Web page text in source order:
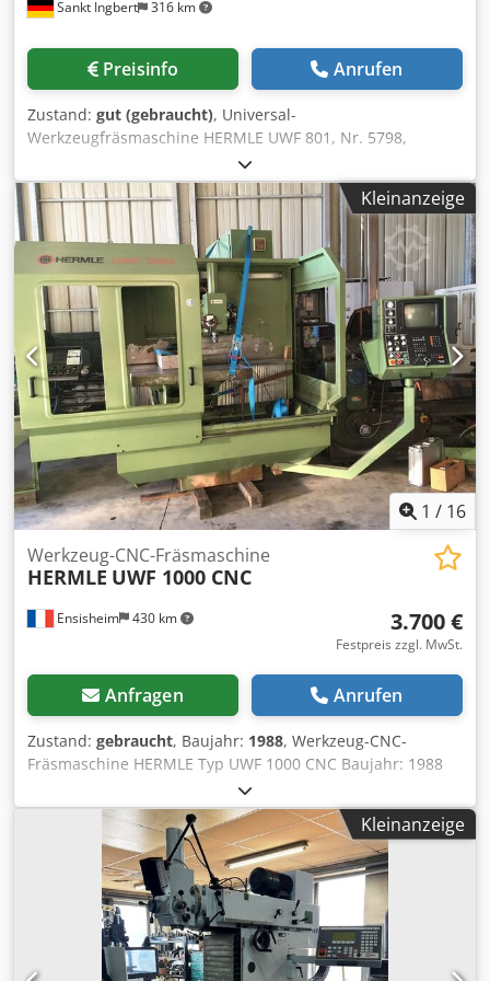
Vertikalkopf einfach wegzuschwenken für den Einsatz der
Spindel, 5 verschiedene Fräserdorne, • separat stehender
Schaltschrank, separat stehende Kühlmitteleinrichtung, •
für den Werkzeugbau und für die Herstellung von
Elektroden Zustand : gut – vorführbereit, Rechner der HDH
Steuerung wurde ersetzt Lieferung : ab Lager - wie
besichtigt Zahlung : rein netto - nach Rechnungserhalt
Weitere konventionelle und CNC-Fräsmaschinen der
Fabrikate DECKEL, MAHO, MIKRON oder HERMLE wie auch
anderer namhafter Hersteller am Lager ! Bitte fragen Sie
uns an.
Sankt Ingbert 316 km
Preisinfo Anrufen
Zustand: gut (gebraucht), Universal-
Werkzeugfräsmaschine HERMLE UWF 801, Nr. 5798,
Steuerung HEIDENHAIN HS 144, Verfahrwege: 500 × 430 ×
400 mm, Spindel: SK40, Spindel bis 2.000 U/min.
Chsdjznlzmspfx Aa Eja
Kleinanzeige
1 / 16
Ensisheim 430 km
Werkzeug-CNC-Fräsmaschine
HERMLE UWF 1000 CNC
3.700 €
Festpreis zzgl. MwSt.
Anfragen Anrufen
Zustand: gebraucht, Baujahr: 1988, Werkzeug-CNC-
Fräsmaschine HERMLE Typ UWF 1000 CNC Baujahr: 1988
Verfahrweg X: 700 mm Verfahrweg Y: 550 mm Verfahrweg
Z: 500 mm Cedpfx Aozm Sphja Eoha Numerische
Steuerung: HEIDENHAIN TNC 155 Spindel ISO 40 Spindel:
Ø 70 mm Spindeldrehzahl: von 25 bis 3150 U/min
Tischgröße: 1000 x 500 mm Vertikaler Pinolenweg: 100 mm
Schwenkkopf Spindelmotor: 6,9 kW Gewicht: 3,3 T
Kleinanzeige